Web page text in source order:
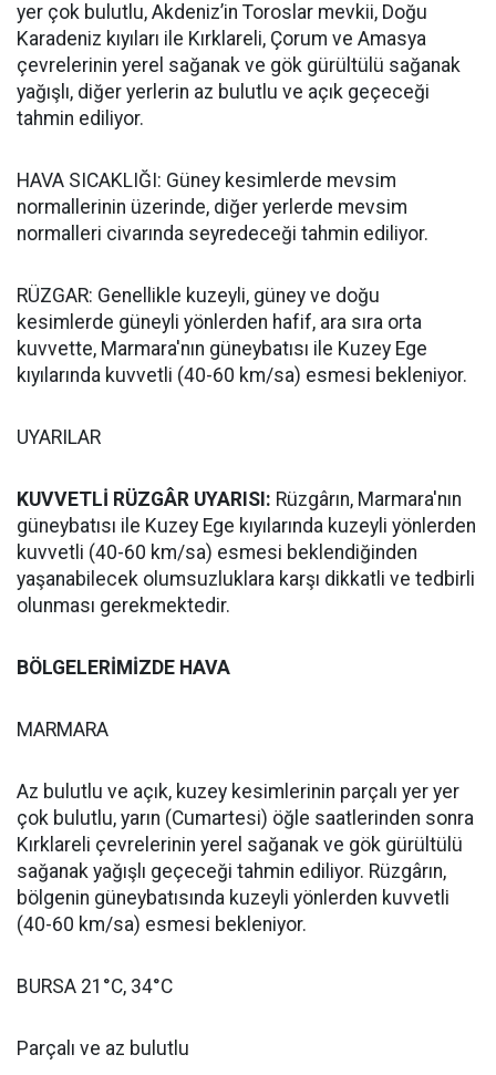
yer çok bulutlu, Akdeniz’in Toroslar mevkii, Doğu
Karadeniz kıyıları ile Kırklareli, Çorum ve Amasya
çevrelerinin yerel sağanak ve gök gürültülü sağanak
yağışlı, diğer yerlerin az bulutlu ve açık geçeceği
tahmin ediliyor.
HAVA SICAKLIĞI: Güney kesimlerde mevsim
normallerinin üzerinde, diğer yerlerde mevsim
normalleri civarında seyredeceği tahmin ediliyor.
RÜZGAR: Genellikle kuzeyli, güney ve doğu
kesimlerde güneyli yönlerden hafif, ara sıra orta
kuvvette, Marmara'nın güneybatısı ile Kuzey Ege
kıyılarında kuvvetli (40-60 km/sa) esmesi bekleniyor.
UYARILAR
KUVVETLİ RÜZGÂR UYARISI: Rüzgârın, Marmara'nın
güneybatısı ile Kuzey Ege kıyılarında kuzeyli yönlerden
kuvvetli (40-60 km/sa) esmesi beklendiğinden
yaşanabilecek olumsuzluklara karşı dikkatli ve tedbirli
olunması gerekmektedir.
BÖLGELERİMİZDE HAVA
MARMARA
Az bulutlu ve açık, kuzey kesimlerinin parçalı yer yer
çok bulutlu, yarın (Cumartesi) öğle saatlerinden sonra
Kırklareli çevrelerinin yerel sağanak ve gök gürültülü
sağanak yağışlı geçeceği tahmin ediliyor. Rüzgârın,
bölgenin güneybatısında kuzeyli yönlerden kuvvetli
(40-60 km/sa) esmesi bekleniyor.
BURSA 21°C, 34°C
Parçalı ve az bulutlu